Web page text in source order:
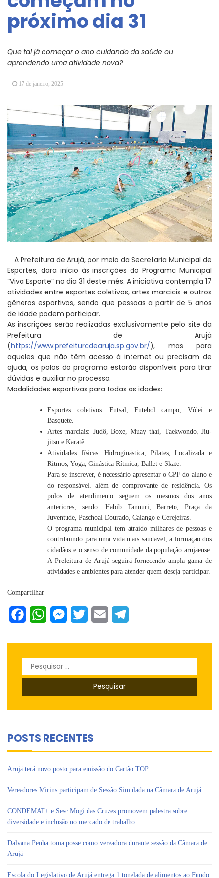
Arujá promove 2º encontro da Jornada de
Conhecimento em Bem-Estar Animal no Parque
dos Ipês
TOP
próximo dia 31
Que tal já começar o ano cuidando da saúde ou
aprendendo uma atividade nova?
17 de janeiro, 2025
A Prefeitura de Arujá, por meio da Secretaria Municipal de
Esportes, dará início às inscrições do Programa Municipal
“Viva Esporte” no dia 31 deste mês. A iniciativa contempla 17
atividades entre esportes coletivos, artes marciais e outros
gêneros esportivos, sendo que pessoas a partir de 5 anos
de idade podem participar.
As inscrições serão realizadas exclusivamente pelo site da
Prefeitura de Arujá
(https://www.prefeituradearuja.sp.gov.br/), mas para
aqueles que não têm acesso à internet ou precisam de
ajuda, os polos do programa estarão disponíveis para tirar
dúvidas e auxiliar no processo.
Modalidades esportivas para todas as idades:
Esportes coletivos: Futsal, Futebol campo, Vôlei e
Basquete.
Artes marciais: Judô, Boxe, Muay thai, Taekwondo, Jiu-
jitsu e Karatê.
Atividades físicas: Hidroginástica, Pilates, Localizada e
Ritmos, Yoga, Ginástica Rítmica, Ballet e Skate.
Para se inscrever, é necessário apresentar o CPF do aluno e
do responsável, além de comprovante de residência. Os
polos de atendimento seguem os mesmos dos anos
anteriores, sendo: Habib Tannuri, Barreto, Praça da
Juventude, Paschoal Dourado, Calango e Cerejeiras.
O programa municipal tem atraído milhares de pessoas e
contribuindo para uma vida mais saudável, a formação dos
cidadãos e o senso de comunidade da população arujaense.
A Prefeitura de Arujá seguirá fornecendo ampla gama de
atividades e ambientes para atender quem deseja participar.
Compartilhar
FacebookWhatsAppMessenger
Twitter Email
Pesquisar
POSTS RECENTES
Arujá terá novo posto para emissão do Cartão TOP
Vereadores Mirins participam de Sessão Simulada na Câmara de Arujá
CONDEMAT+ e Sesc Mogi das Cruzes promovem palestra sobre
diversidade e inclusão no mercado de trabalho
Dalvana Penha toma posse como vereadora durante sessão da Câmara de
Arujá
Escola do Legislativo de Arujá entrega 1 tonelada de alimentos ao Fundo